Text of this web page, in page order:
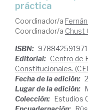
práctica
Coordinador/a
Coordinador/a Chust
ISBN:
Editorial: Centro de
Constitucionales.
Fecha de la edición:
Lugar de la edición:
Colección: Estudios